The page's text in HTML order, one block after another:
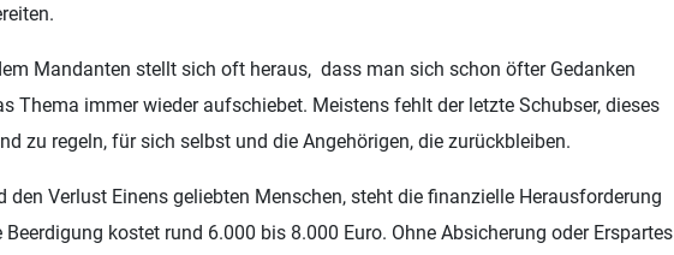
Mandanten stellt sich oft heraus, dass man sich schon öfter Gedanken
Thema immer wieder aufschiebet. Meistens fehlt der letzte Schubser, dieses
zu regeln, für sich selbst und die Angehörigen, die zurückbleiben.
den Verlust Einens geliebten Menschen, steht die finanzielle Herausforderung
Beerdigung kostet rund 6.000 bis 8.000 Euro. Ohne Absicherung oder Erspartes